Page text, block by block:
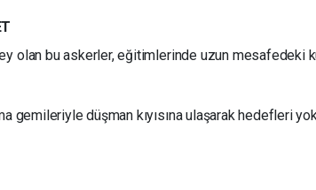
olan bu askerler, eğitimlerinde uzun mesafedeki
gemileriyle düşman kıyısına ulaşarak hedefleri